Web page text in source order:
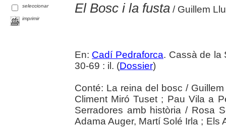
seleccionar
imprimir
El Bosc i la fusta/ Guillem
En: Cadí Pedraforca. Cassà de la
30-69 : il. (Dossier)
Conté: La reina del bosc /
Climent Miró Tuset ; Pau Vila a
Serradores amb història / Rosa
Adama Auger, Martí Solé Irla ;